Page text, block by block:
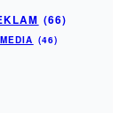
(66)
(46)